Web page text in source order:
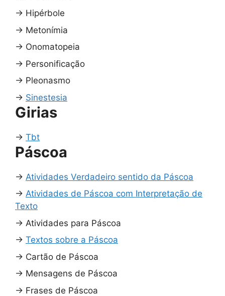
→ Hipérbole
→ Metonímia
→ Onomatopeia
→ Personificação
→ Pleonasmo
→ Sinestesia
Girias
→ Tbt
Páscoa
→ Atividades Verdadeiro sentido da Páscoa
→ Atividades de Páscoa com Interpretação de
Texto
→ Atividades para Páscoa
→ Textos sobre a Páscoa
→ Cartão de Páscoa
→ Mensagens de Páscoa
→ Frases de Páscoa